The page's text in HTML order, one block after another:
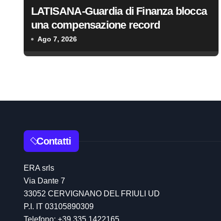
a
r
o
l
i
LATISANA-Guardia di Finanza blocca
una compensazione record
Ago 7, 2026
Contatti
ERA srls
Via Dante 7
33052 CERVIGNANO DEL FRIULI UD
P.I. IT 03105890309
Telefono: +39 335.1422165